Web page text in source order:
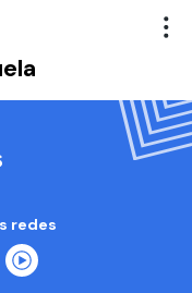
redes